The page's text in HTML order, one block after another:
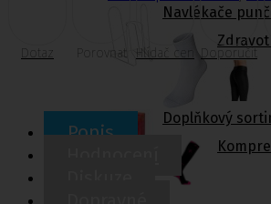
Navlékače
Doplňkový
Dotaz Porovnat Hlídač cen Doporučit
Popis